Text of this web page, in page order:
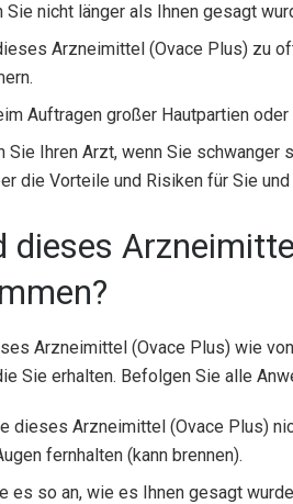
Sie nicht länger als Ihnen gesagt
Arzneimittel (Ovace Plus) zu
Auftragen großer Hautpartien
Sie Ihren Arzt, wenn Sie
die Vorteile und Risiken für Sie
dieses
Arzneimittel (Ovace Plus) wie
Sie erhalten. Befolgen Sie alle
dieses Arzneimittel (Ovace Plus)
fernhalten (kann brennen).
es so an, wie es Ihnen gesagt